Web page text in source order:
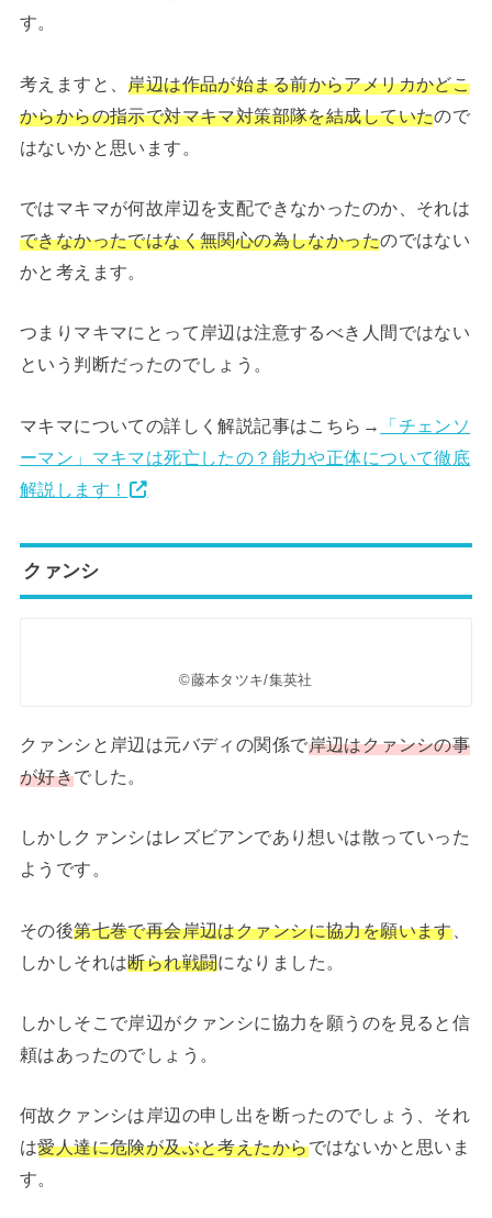
す。
考えますと、 岸辺は作品が始まる前からアメリカかどこ
からからの指示で対マキマ対策部隊を結成していたので
はないかと思います。
ではマキマが何故岸辺を支配できなかったのか、それは
できなかったではなく無関心の為しなかったのではない
かと考えます。
つまりマキマにとって岸辺は注意するべき人間ではない
という判断だったのでしょう。
マキマについての詳しく解説記事はこちら→
「チェンソ
ーマン」マキマは死亡したの？能力や正体について徹底
解説します！
クァンシ
©藤本タツキ/集英社
クァンシと岸辺は元バディの関係で岸辺はクァンシの事
が好きでした。
しかしクァンシはレズビアンであり想いは散っていった
ようです。
その後第七巻で再会岸辺はクァンシに協力を願います、
しかしそれは断られ戦闘になりました。
しかしそこで岸辺がクァンシに協力を願うのを見ると信
頼はあったのでしょう。
何故クァンシは岸辺の申し出を断ったのでしょう、それ
は愛人達に危険が及ぶと考えたからではないかと思いま
す。